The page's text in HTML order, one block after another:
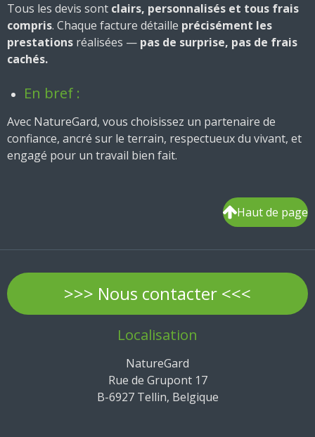
Tous les devis sont clairs, personnalisés et tous frais
compris. Chaque facture détaille précisément les
prestations réalisées — pas de surprise, pas de frais
cachés.
En bref :
Avec NatureGard, vous choisissez un partenaire de
confiance, ancré sur le terrain, respectueux du vivant, et
engagé pour un travail bien fait.
Haut de page
>>> Nous contacter <<<
Localisation
NatureGard
Rue de Grupont 17
B-6927 Tellin, Belgique